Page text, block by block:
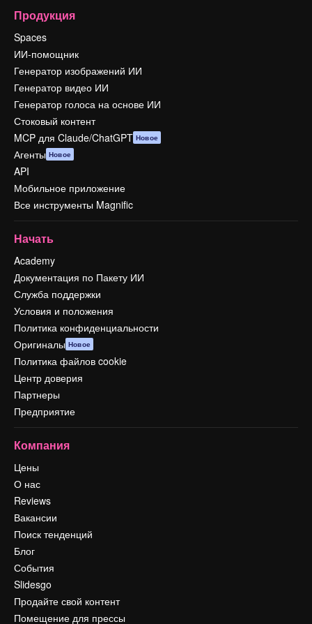
Продукция
Spaces
ИИ-помощник
Генератор изображений ИИ
Генератор видео ИИ
Генератор голоса на основе ИИ
Стоковый контент
MCP для Claude/ChatGPT Новое
Агенты Новое
API
Мобильное приложение
Все инструменты Magnific
Начать
Academy
Документация по Пакету ИИ
Служба поддержки
Условия и положения
Политика конфиденциальности
Оригиналы Новое
Политика файлов cookie
Центр доверия
Партнеры
Предприятие
Компания
Цены
О нас
Reviews
Вакансии
Поиск тенденций
Блог
События
Slidesgo
Продайте свой контент
Помещение для прессы